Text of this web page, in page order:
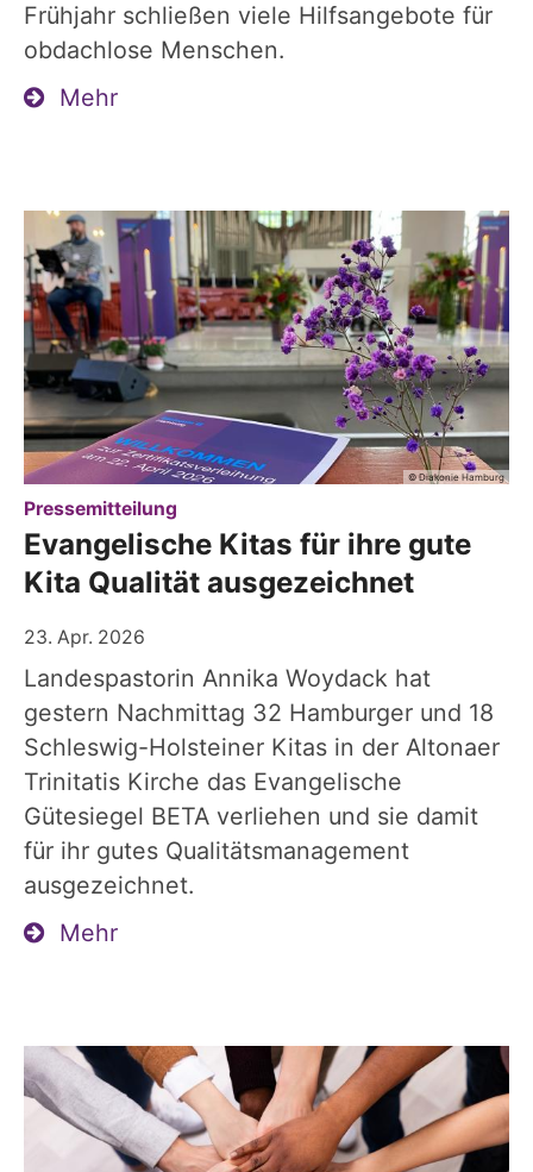
Frühjahr schließen viele Hilfsangebote für
obdachlose Menschen.
Mehr
© Diakonie Hamburg
Pressemitteilung
Evangelische Kitas für ihre gute
Kita Qualität ausgezeichnet
23. Apr. 2026
Landespastorin Annika Woydack hat
gestern Nachmittag 32 Hamburger und 18
Schleswig-Holsteiner Kitas in der Altonaer
Trinitatis Kirche das Evangelische
Gütesiegel BETA verliehen und sie damit
für ihr gutes Qualitätsmanagement
ausgezeichnet.
Mehr